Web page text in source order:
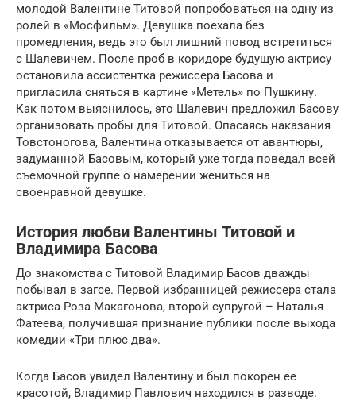
молодой Валентине Титовой попробоваться на одну из
ролей в «Мосфильм». Девушка поехала без
промедления, ведь это был лишний повод встретиться
с Шалевичем. После проб в коридоре будущую актрису
остановила ассистентка режиссера Басова и
пригласила сняться в картине «Метель» по Пушкину.
Как потом выяснилось, это Шалевич предложил Басову
организовать пробы для Титовой. Опасаясь наказания
Товстоногова, Валентина отказывается от авантюры,
задуманной Басовым, который уже тогда поведал всей
съемочной группе о намерении жениться на
своенравной девушке.
История любви Валентины Титовой и
Владимира Басова
До знакомства с Титовой Владимир Басов дважды
побывал в загсе. Первой избранницей режиссера стала
актриса Роза Макагонова, второй супругой – Наталья
Фатеева, получившая признание публики после выхода
комедии «Три плюс два».
Когда Басов увидел Валентину и был покорен ее
красотой, Владимир Павлович находился в разводе.